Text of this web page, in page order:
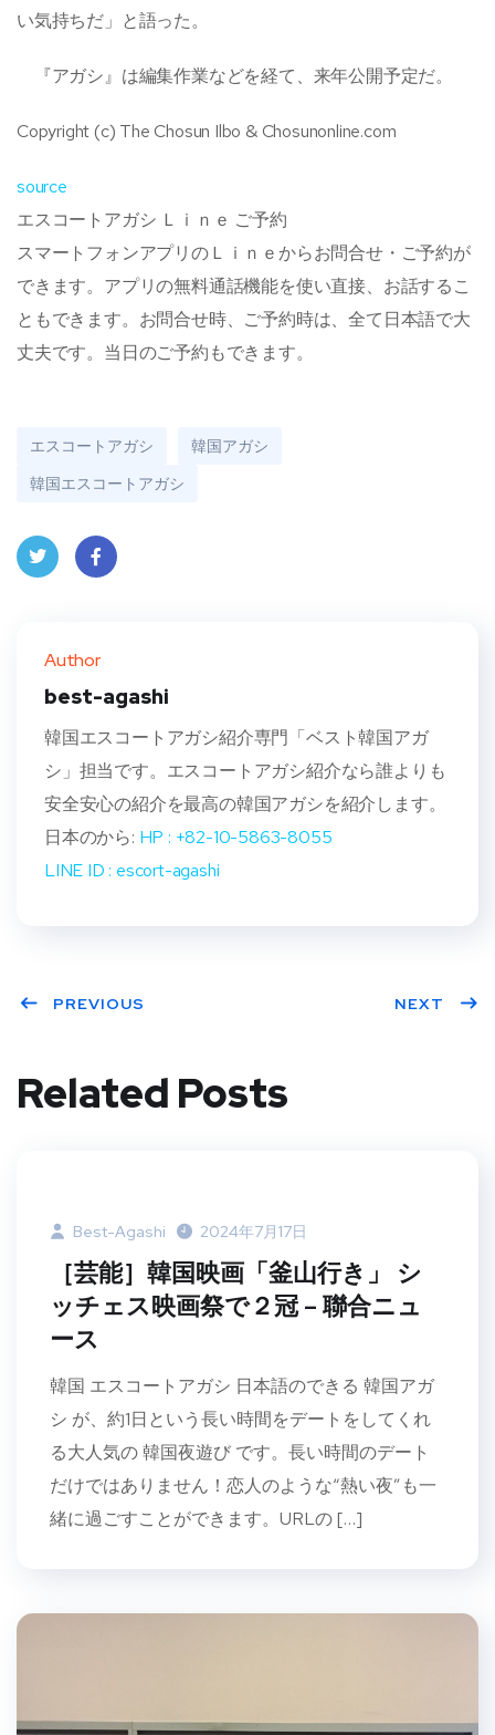
い気持ちだ」と語った。
『アガシ』は編集作業などを経て、来年公開予定だ。
Copyright (c) The Chosun Ilbo & Chosunonline.com
source
エスコートアガシ Ｌｉｎｅ ご予約
スマートフォンアプリのＬｉｎｅからお問合せ・ご予約が
できます。アプリの無料通話機能を使い直接、お話するこ
ともできます。お問合せ時、ご予約時は、全て日本語で大
丈夫です。当日のご予約もできます。
エスコートアガシ
韓国アガシ
韓国エスコートアガシ
Author
best-agashi
韓国エスコートアガシ紹介専門「ベスト韓国アガ
シ」担当です。エスコートアガシ紹介なら誰よりも
安全安心の紹介を最高の韓国アガシを紹介します。
日本のから: HP : +82-10-5863-8055
LINE ID : escort-agashi
PREVIOUS NEXT
Related Posts
Best-Agashi 2024年7月17日
［芸能］韓国映画「釜山行き」 シ
ッチェス映画祭で２冠 – 聯合ニュ
ース
韓国 エスコートアガシ 日本語のできる 韓国アガ
シ が、約1日という長い時間をデートをしてくれ
る大人気の 韓国夜遊び です。長い時間のデート
だけではありません！恋人のような“熱い夜”も一
緒に過ごすことができます。URLの […]